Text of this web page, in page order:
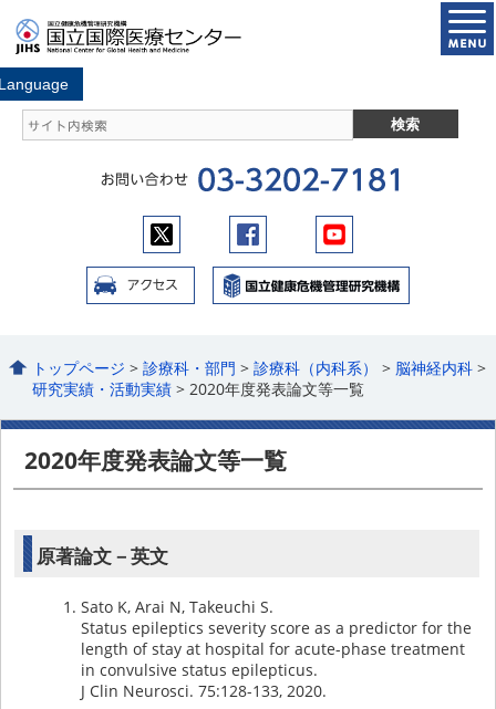
トップページ >診療科・部門 >診療科（内科系） > 脳神経内科 >
研究実績・活動実績 > 2020年度発表論文等一覧
2020年度発表論文等一覧
原著論文－英文
Sato K, Arai N, Takeuchi S.
Status epileptics severity score as a predictor for the
length of stay at hospital for acute-phase treatment
in convulsive status epilepticus.
J Clin Neurosci. 75:128-133, 2020.